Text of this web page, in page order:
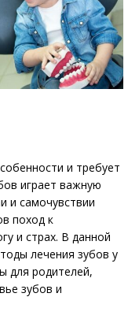
и требует
играет важную
и самочувствии
поход к
и страх. В данной
лечения зубов у
для родителей,
зубов и